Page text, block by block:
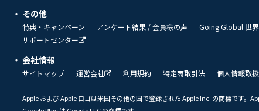
その他
特典・キャンペーン アンケート結果 / 会員様の声
Going Global 世
サポートセンター
会社情報
サイトマップ 運営会社 利用規約 特定商取引法 個人情報取
Apple および Apple ロゴは米国その他の国で登録された Apple Inc. の商標です。